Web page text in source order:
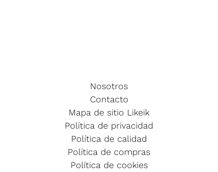
Nosotros
Contacto
Mapa de sitio Likeik
Política de privacidad
Política de calidad
Política de compras
Política de cookies